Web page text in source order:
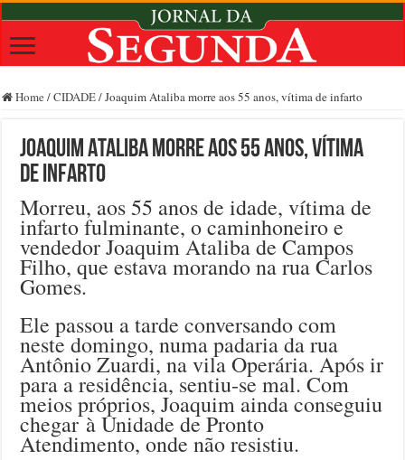
Home /CIDADE/Joaquim Ataliba morre aos 55 anos, vítima de infarto
Joaquim Ataliba morre aos 55 anos, vítima
de infarto
Morreu, aos 55 anos de idade, vítima de
infarto fulminante, o caminhoneiro e
vendedor Joaquim Ataliba de Campos
Filho, que estava morando na rua Carlos
Gomes.
Ele passou a tarde conversando com
neste domingo, numa padaria da rua
Antônio Zuardi, na vila Operária. Após ir
para a residência, sentiu-se mal. Com
meios próprios, Joaquim ainda conseguiu
chegar à Unidade de Pronto
Atendimento, onde não resistiu.